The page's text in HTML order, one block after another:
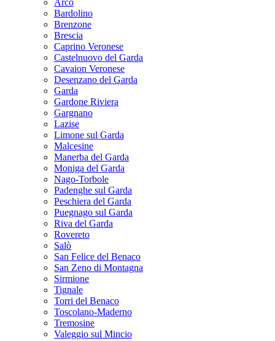
Arco
Bardolino
Brenzone
Brescia
Caprino Veronese
Castelnuovo del Garda
Cavaion Veronese
Desenzano del Garda
Garda
Gardone Riviera
Gargnano
Lazise
Limone sul Garda
Malcesine
Manerba del Garda
Moniga del Garda
Nago-Torbole
Padenghe sul Garda
Peschiera del Garda
Puegnago sul Garda
Riva del Garda
Rovereto
Salò
San Felice del Benaco
San Zeno di Montagna
Sirmione
Tignale
Torri del Benaco
Toscolano-Maderno
Tremosine
Valeggio sul Mincio